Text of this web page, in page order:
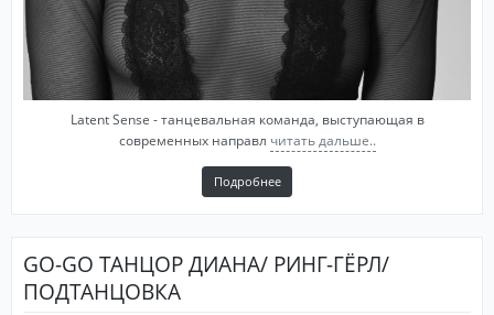
Latent Sense - танцевальная команда, выступающая в
современных направл читать дальше..
Подробнее
GO-GO ТАНЦОР ДИАНА/ РИНГ-ГЁРЛ/
ПОДТАНЦОВКА